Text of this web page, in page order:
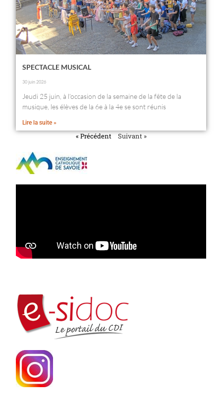
SPECTACLE MUSICAL
30 juin 2026
Jeudi 25 juin, à l’occasion de la semaine de la fête de la
musique, les élèves de la 6e à la 4e se sont réunis
Lire la suite »
« Précédent Suivant »